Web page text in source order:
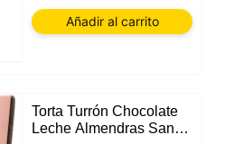
Añadir al carrito
Torta Turrón Chocolate
Leche Almendras San